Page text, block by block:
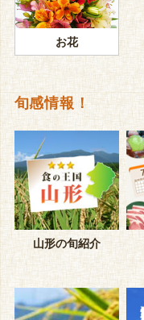
お花
旬感情報！
山形の旬紹介